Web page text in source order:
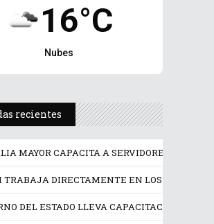
16°C
Nubes
recientes
MAYOR CAPACITA A SERVIDORES
TRABAJA DIRECTAMENTE EN LOS
DEL ESTADO LLEVA CAPACITACIÓN